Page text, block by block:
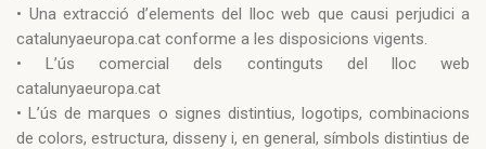
• Una extracció d’elements del lloc web que causi perjudici a
catalunyaeuropa.cat conforme a les disposicions vigents.
• L’ús comercial dels continguts del lloc web
catalunyaeuropa.cat
• L’ús de marques o signes distintius, logotips, combinacions
de colors, estructura, disseny i, en general, símbols distintius de